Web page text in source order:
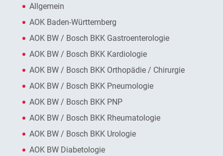
Allgemein
AOK Baden-Württemberg
AOK BW / Bosch BKK Gastroenterologie
AOK BW / Bosch BKK Kardiologie
AOK BW / Bosch BKK Orthopädie / Chirurgie
AOK BW / Bosch BKK Pneumologie
AOK BW / Bosch BKK PNP
AOK BW / Bosch BKK Rheumatologie
AOK BW / Bosch BKK Urologie
AOK BW Diabetologie